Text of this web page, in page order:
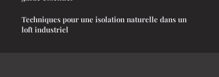
Techniques pour une isolation naturelle dans un
loft industriel